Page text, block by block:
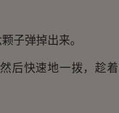
子弹掉出来。
快速地一拨，趁着